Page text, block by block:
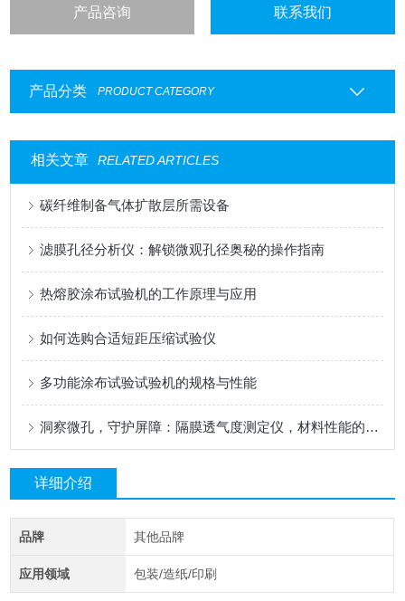
产品咨询 联系我们
产品分类 PRODUCT CATEGORY
相关文章 RELATED ARTICLES
碳纤维制备气体扩散层所需设备
滤膜孔径分析仪：解锁微观孔径奥秘的操作指南
热熔胶涂布试验机的工作原理与应用
如何选购合适短距压缩试验仪
多功能涂布试验试验机的规格与性能
洞察微孔，守护屏障：隔膜透气度测定仪，材料性能的精密标尺
详细介绍
品牌 其他品牌
应用领域 包装/造纸/印刷